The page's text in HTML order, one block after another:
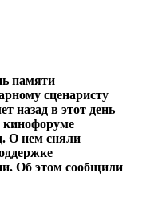
памяти
сценаристу
назад в этот день
кинофоруме
О нем сняли
Об этом сообщили